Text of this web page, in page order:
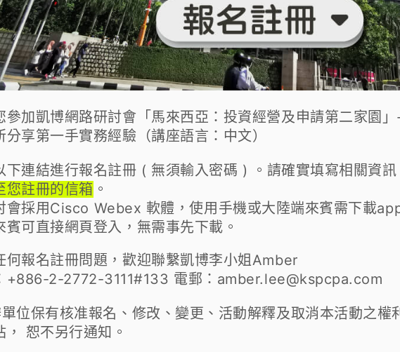
參加凱博網路研討會「 馬來西亞：投資經營及申請第二家園
分享第一手實務經驗 （講座語言： 中文）
下連結進行報名註冊 ( 無須輸入密碼 ) 。請確實填寫相關資
您註冊的信箱 。
會採用Cisco Webex 軟體，使用手機或大陸端來賓需下載
賓可直接網頁登入，無需事先下載。
何報名註冊問題，歡迎聯繫凱博李小姐Amber
+886-2-2772-3111#133 電郵：amber.lee@kspcpa.com
位保有核准報名、修改、變更、活動解釋及取消本活動之權
， 恕不另行通知。